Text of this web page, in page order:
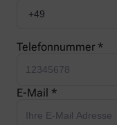
Telefonnummer *
E-Mail *